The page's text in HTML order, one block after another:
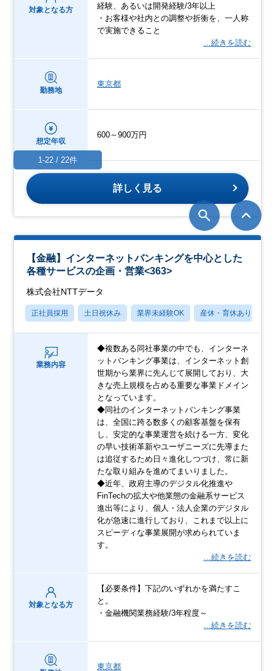
対象となる方
経験、あるいは開発経験/3年以上
・お客様や社内との調整や折衝を、一人称
で実施できること
…続きを読む
勤務地
東京都
想定年収
600～900万円
詳しく見る
【金融】インターネットバンキングを中心とした
各種サービスの企画・営業<363>
株式会社NTTデータ
正社員採用 土日祝休み 業界未経験OK 産休・育休あり
業務内容
◆複数ある同社事業の中でも、インターネ
ットバンキング事業は、インターネット創
世期から業界に先んじて展開しており、大
きな売上規模を占める重要な事業ドメイン
となっています。
◆同社のインターネットバンキング事業
は、全国に跨る数多くの顧客基盤を保有
し、安定的な事業運営を続ける一方、変化
の早い技術革新やユーザニーズに先導また
は追従するため日々進化しつづけ、常に新
たな取り組みを進めてまいりました。
◆近年、政府主導のデジタル化推進や
FinTechの拡大や他業態の金融系サービス
進出等により、個人・法人企業のデジタル
化が急速に進行しており、これまで以上に
スピーディな事業展開が求められていま
す。
…続きを読む
対象となる方
【必要条件】下記のいずれかを満たすこ
と。
・金融機関業務経験/3年程度～
…続きを読む
東京都
1-22 / 22件